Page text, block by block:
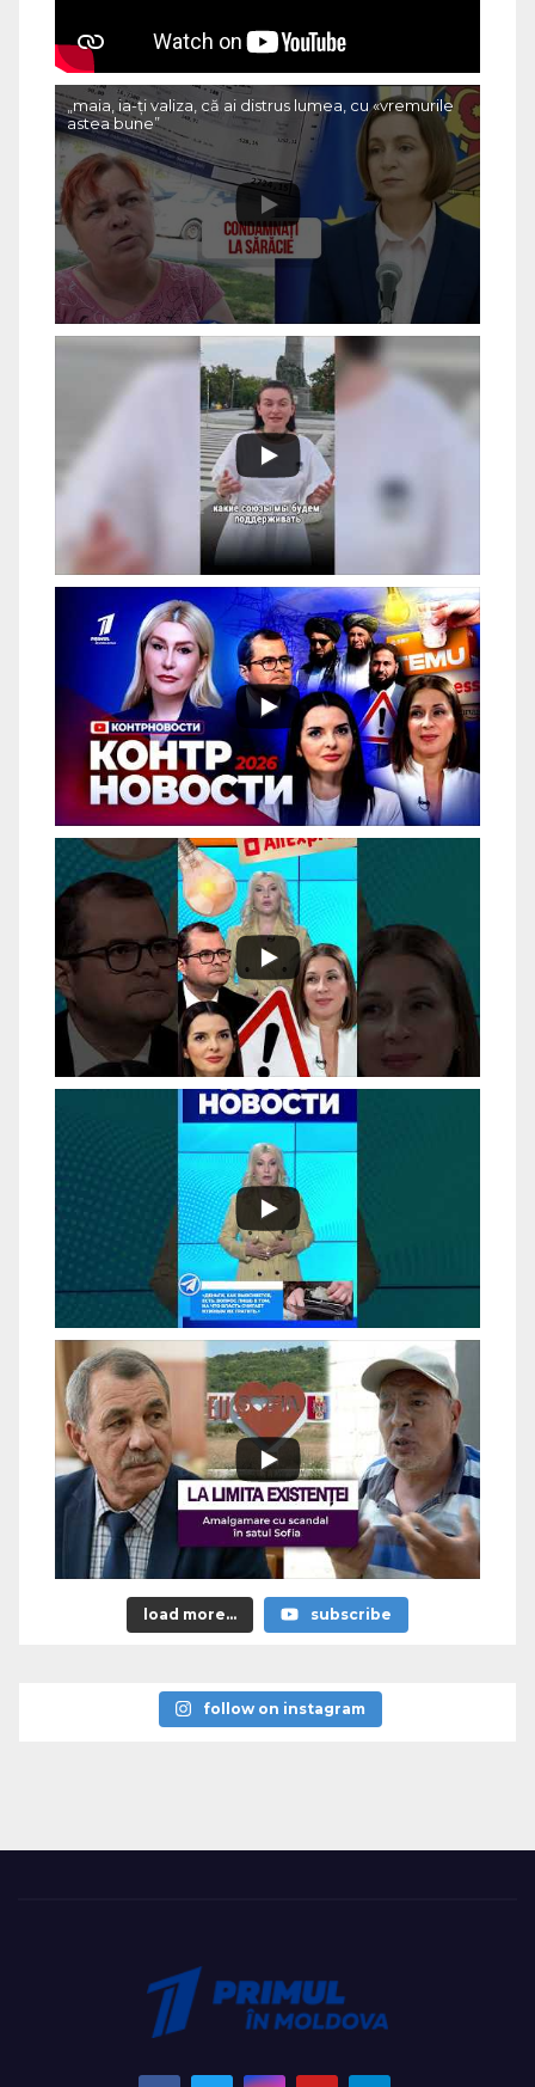
„maia, ia-ți valiza, că ai distrus lumea, cu «vremurile
astea bune”
load more... subscribe
follow on instagram